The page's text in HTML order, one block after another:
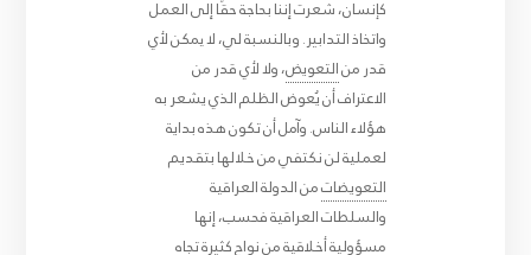
كإنسان، شعرت إننا بحاجة حقًا إلى العمل
واتخاذ التدابير. وبالنسبة لي، لا يمكن لأي
قدر منالتعويض، ولا لأي قدر من
الاعتراف أن يُعوض الظلم الذي يشعر به
هؤلاء الناس. وآمل أن تكون هذه بداية
لعملية لن نكتفي من خلالها بتقديم
التعويضاتمن الدولة العراقية
والسلطات العراقية فحسب، إنها
مسؤولية أخلاقية من نواحٍ كثيرة تجاه